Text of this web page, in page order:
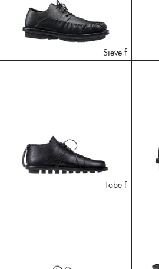
Sieve f
Tobe f